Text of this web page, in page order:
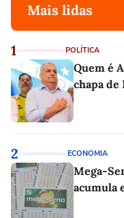
Mais lidas
1 POLÍTICA
Quem é
chapa
2 ECONOMIA
Mega-
acumula